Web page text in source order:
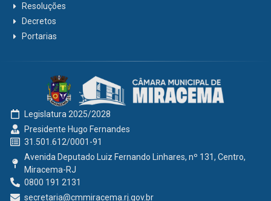
Resoluções
Decretos
Portarias
Legislatura 2025/2028
Presidente Hugo Fernandes
31.501.612/0001-91
Avenida Deputado Luiz Fernando Linhares, nº 131, Centro,
Miracema-RJ
0800 191 2131
secretaria@cmmiracema.rj.gov.br